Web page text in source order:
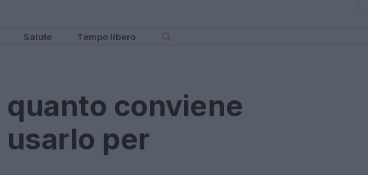
Salute Tempo libero
quanto conviene
usarlo per